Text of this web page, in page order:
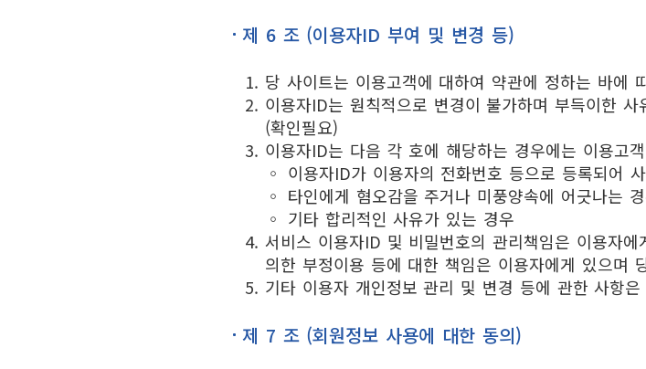
제 6 조 (이용자ID 부여 및 변경 등)
당 사이트는 이용고객에 대하여 약관에 정하는 바에
이용자ID는 원칙적으로 변경이 불가하며 부득이한
(확인필요)
이용자ID는 다음 각 호에 해당하는 경우에는 이용고
◦ 이용자ID가 이용자의 전화번호 등으로 등록되어
◦ 타인에게 혐오감을 주거나 미풍양속에 어긋나는
◦ 기타 합리적인 사유가 있는 경우
서비스 이용자ID 및 비밀번호의 관리책임은 이용자
의한 부정이용 등에 대한 책임은 이용자에게 있으며
기타 이용자 개인정보 관리 및 변경 등에 관한 사항
제 7 조 (회원정보 사용에 대한 동의)